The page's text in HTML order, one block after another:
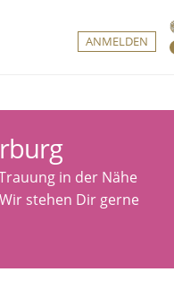
ANMELDEN
in der Nähe
stehen Dir gerne